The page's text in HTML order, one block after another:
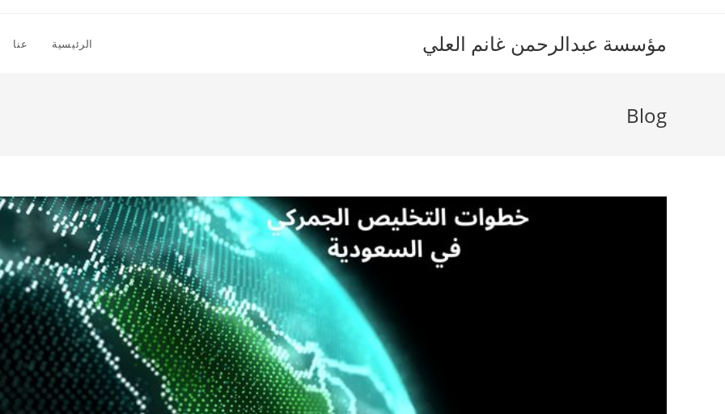
مؤسسة عبدالرحمن غانم العلي الرئيسية عنا
Blog